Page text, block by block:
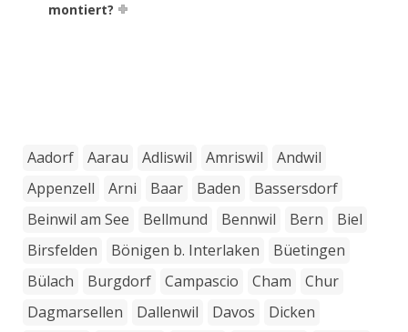
montiert?
Aadorf Aarau Adliswil Amriswil
Andwil
Appenzell
Arni Baar Baden
Bassersdorf
Beinwil am See
Bellmund Bennwil Bern
Biel
Birsfelden
Bönigen b. Interlaken
Büetingen
Bülach
Burgdorf Campascio Cham
Chur
Dagmarsellen
Dallenwil Davos
Dicken